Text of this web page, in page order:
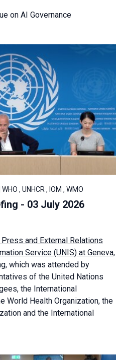
on AI Governance
, UNHCR , IOM , WMO
- 03 July 2026
and External Relations
Service (UNIS) at Geneva,
, which was attended by
of the United Nations
the International
World Health Organization, the
and the International